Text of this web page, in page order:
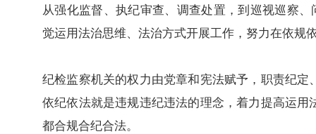
从强化监督、执纪审查、调查处置，到巡视巡察
觉运用法治思维、法治方式开展工作，努力在依规
纪检监察机关的权力由党章和宪法赋予，职责纪
依纪依法就是违规违纪违法的理念，着力提高运
都合规合纪合法。